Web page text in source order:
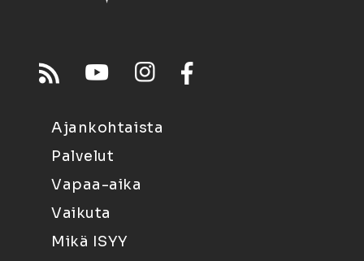
Ajankohtaista
Palvelut
Vapaa-aika
Vaikuta
Mikä ISYY